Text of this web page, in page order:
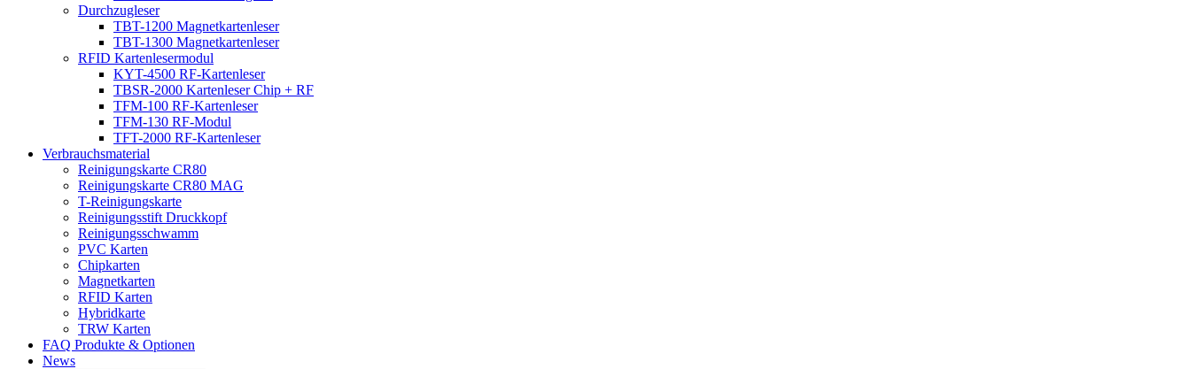
Durchzugleser
TBT-1200 Magnetkartenleser
TBT-1300 Magnetkartenleser
RFID Kartenlesermodul
KYT-4500 RF-Kartenleser
TBSR-2000 Kartenleser Chip + RF
TFM-100 RF-Kartenleser
TFM-130 RF-Modul
TFT-2000 RF-Kartenleser
Verbrauchsmaterial
Reinigungskarte CR80
Reinigungskarte CR80 MAG
T-Reinigungskarte
Reinigungsstift Druckkopf
Reinigungsschwamm
PVC Karten
Chipkarten
Magnetkarten
RFID Karten
Hybridkarte
TRW Karten
FAQ Produkte & Optionen
News